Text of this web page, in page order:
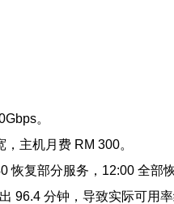
。
主机月费 RM 300。
复部分服务，12:00 全部
96.4 分钟，导致实际可用